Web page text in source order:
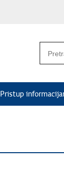
Pristup